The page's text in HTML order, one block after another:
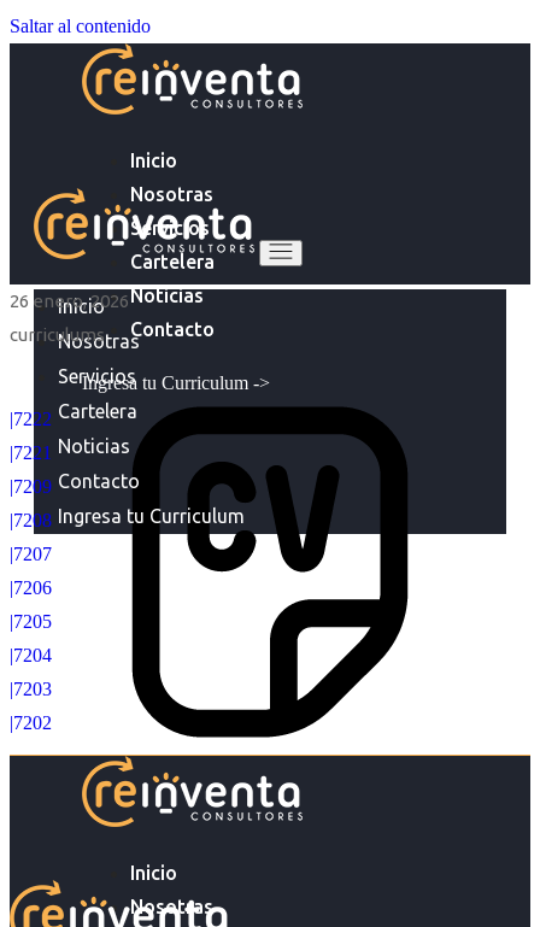
Saltar al contenido
Inicio
Nosotras
Servicios
Cartelera
Noticias
Contacto
Ingresa tu Curriculum ->
Inicio
Nosotras
Inicio
Nosotras
Servicios
Cartelera
Noticias
Contacto
Ingresa tu Curriculum
26 enero, 2026
curriculums
|7222
|7221
|7209
|7208
|7207
|7206
|7205
|7204
|7203
|7202